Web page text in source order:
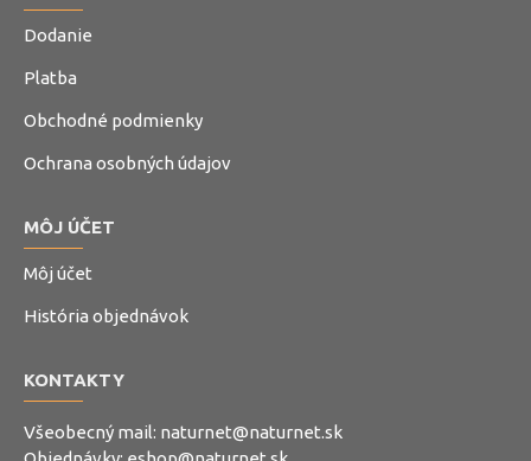
Dodanie
Platba
Obchodné podmienky
Ochrana osobných údajov
MÔJ ÚČET
Môj účet
História objednávok
KONTAKTY
Všeobecný mail: naturnet@naturnet.sk